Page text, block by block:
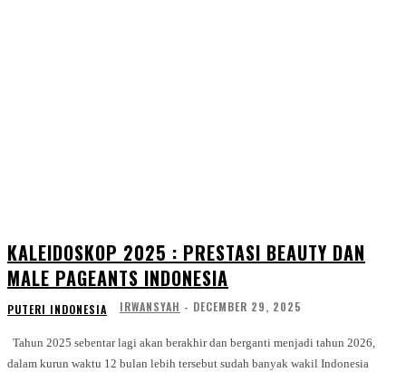
KALEIDOSKOP 2025 : PRESTASI BEAUTY DAN
MALE PAGEANTS INDONESIA
PUTERI INDONESIA IRWANSYAH - DECEMBER 29, 2025
dalam kurun waktu 12 bulan lebih tersebut sudah banyak wakil Indonesia